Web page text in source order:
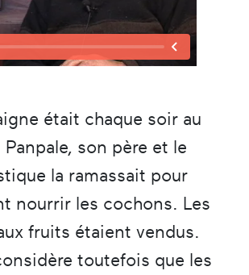
était chaque soir au
Panpale, son père et le
la ramassait pour
nourrir les cochons. Les
fruits étaient vendus.
toutefois que les